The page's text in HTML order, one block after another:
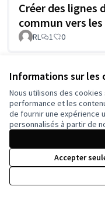
Informations sur les
Nous utilisons des
performance et les
de fournir une expérience
personnalisés à partir de
Accepter
Créer des lignes
commun vers
RL 1 0
Voir toutes les
Paramètres des cookies